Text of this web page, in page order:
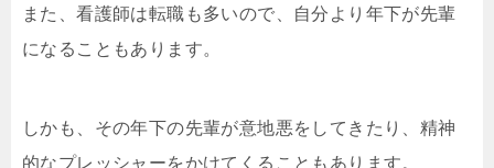
また、看護師は転職も多いので、自分より年下が先輩
になることもあります。
しかも、その年下の先輩が意地悪をしてきたり、精神
的なプレッシャーをかけてくることもあります。